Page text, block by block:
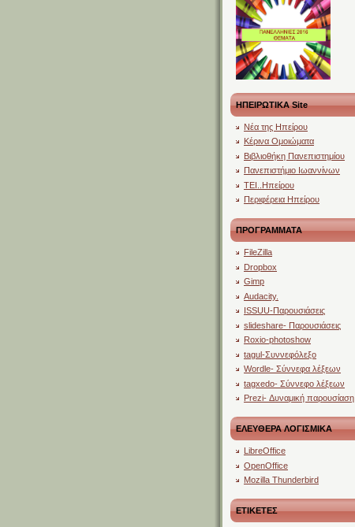
ΗΠΕΙΡΩΤΙΚΑ Site
Νέα της Ηπείρου
Κέρινα Ομοιώματα
Βιβλιοθήκη Πανεπιστημίου
Πανεπιστήμιο Ιωαννίνων
ΤΕΙ..Ηπείρου
Περιφέρεια Ηπείρου
ΠΡΟΓΡΑΜΜΑΤΑ
FileZilla
Dropbox
Gimp
Audacity.
ISSUU-Παρουσιάσεις
slideshare- Παρουσιάσεις
Roxio-photoshow
tagul-Συννεφόλεξο
Wordle- Σύννεφα λέξεων
tagxedo- Σύννεφο λέξεων
Prezi- Δυναμική παρουσίαση
ΕΛΕΥΘΕΡΑ ΛΟΓΙΣΜΙΚΑ
LibreOffice
OpenOffice
Mozilla Thunderbird
ΕΤΙΚΕΤΕΣ